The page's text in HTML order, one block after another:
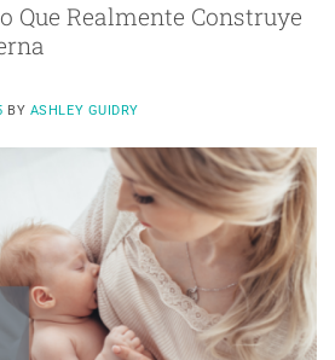
Que Realmente Construye
BY ASHLEY GUIDRY